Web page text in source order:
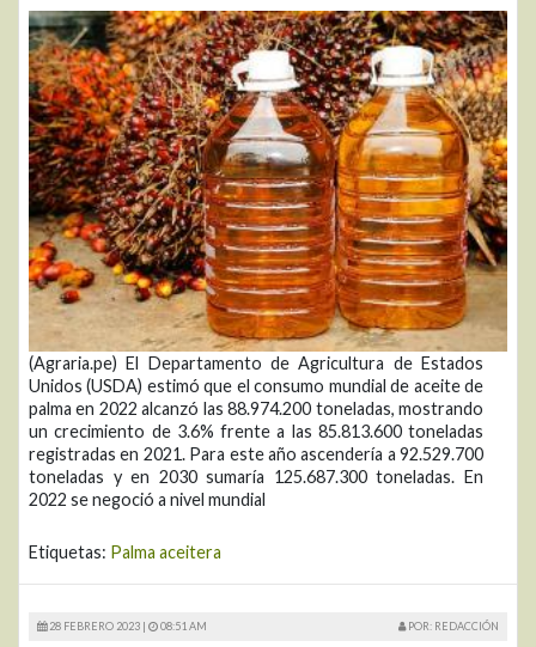
(Agraria.pe) El Departamento de Agricultura de Estados
Unidos (USDA) estimó que el consumo mundial de aceite de
palma en 2022 alcanzó las 88.974.200 toneladas, mostrando
un crecimiento de 3.6% frente a las 85.813.600 toneladas
registradas en 2021. Para este año ascendería a 92.529.700
toneladas y en 2030 sumaría 125.687.300 toneladas. En
2022 se negoció a nivel mundial
Etiquetas: Palma aceitera
28 FEBRERO 2023 | 08:51 AM POR: REDACCIÓN